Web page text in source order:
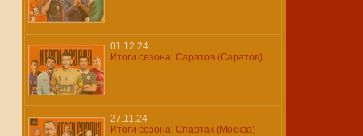
01.12.24
Итоги сезона: Саратов (Саратов)
27.11.24
Итоги сезона: Спартак (Москва)